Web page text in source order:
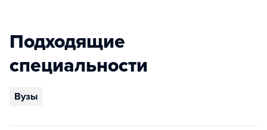
Подходящие
специальности
Вузы